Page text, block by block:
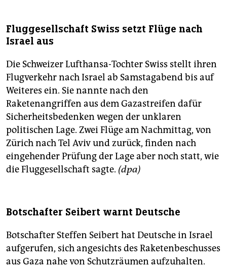
Fluggesellschaft Swiss setzt Flüge nach
Israel aus
Die Schweizer Lufthansa-Tochter Swiss stellt ihren
Flugverkehr nach Israel ab Samstagabend bis auf
Weiteres ein. Sie nannte nach den
Raketenangriffen aus dem Gazastreifen dafür
Sicherheitsbedenken wegen der unklaren
politischen Lage. Zwei Flüge am Nachmittag, von
Zürich nach Tel Aviv und zurück, finden nach
eingehender Prüfung der Lage aber noch statt, wie
die Fluggesellschaft sagte. (dpa)
Botschafter Seibert warnt Deutsche
Botschafter Steffen Seibert hat Deutsche in Israel
aufgerufen, sich angesichts des Raketenbeschusses
aus Gaza nahe von Schutzräumen aufzuhalten.